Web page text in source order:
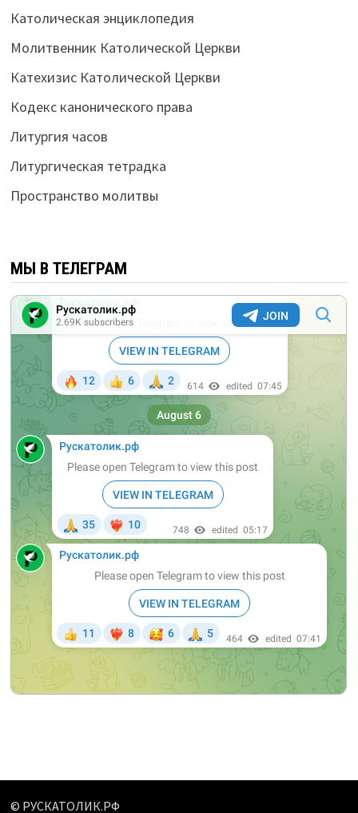
Католическая энциклопедия
Молитвенник Католической Церкви
Катехизис Католической Церкви
Кодекс канонического права
Литургия часов
Литургическая тетрадка
Пространство молитвы
МЫ В ТЕЛЕГРАМ
© РУСКАТОЛИК.РФ